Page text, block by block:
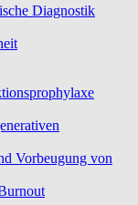
Diagnostik
Vorbeugung von